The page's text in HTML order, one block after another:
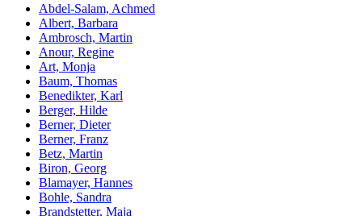
Abdel-Salam, Achmed
Albert, Barbara
Ambrosch, Martin
Anour, Regine
Art, Monja
Baum, Thomas
Benedikter, Karl
Berger, Hilde
Berner, Dieter
Berner, Franz
Betz, Martin
Biron, Georg
Blamayer, Hannes
Bohle, Sandra
Brandstetter, Maja